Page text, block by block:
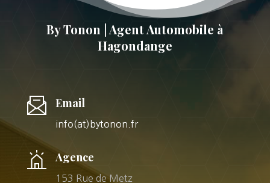
By Tonon | Agent Automobile à
Hagondange
Email
info(at)bytonon.fr
Agence
153 Rue de Metz